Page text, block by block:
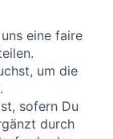
eine faire
um die
sofern Du
durch